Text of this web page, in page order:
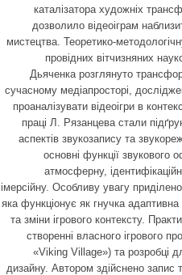
каталізатора художніх
дозволило відеоіграм
мистецтва. Теоретико-
провідних вітчизняних
Дьяченка розглянуто
сучасному медіапросторі,
проаналізувати відеоігри в
праці Л. Рязанцева стали
аспектів звукозапису та
основні функції звукового
атмосферну,
імерсійну. Особливу увагу
яка функціонує як гнучка
та зміни ігрового контексту.
створенні власного ігрового
«Viking Village») та розробці
дизайну. Автором здійснено запис